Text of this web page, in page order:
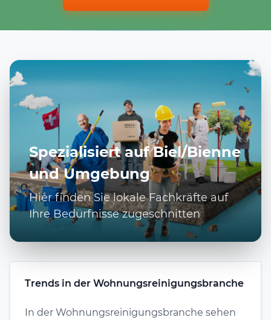
Spezialisiert auf Biel/Bienne
und Umgebung
Hier finden Sie lokale Fachkräfte auf
Ihre Bedürfnisse zugeschnitten
Trends in der Wohnungsreinigungsbranche
In der Wohnungsreinigungsbranche sehen